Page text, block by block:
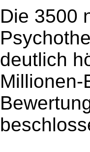
Die 3500
deutlich
Millionen-